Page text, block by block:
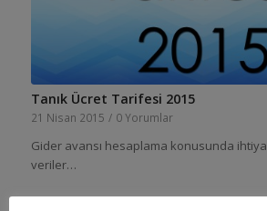
Tanık Ücret Tarifesi 2015
21 Nisan 2015 / 0 Yorumlar
Gider avansı hesaplama konusunda
veriler…